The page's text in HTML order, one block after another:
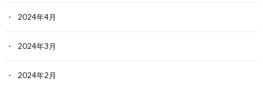
2024年4月
2024年3月
2024年2月